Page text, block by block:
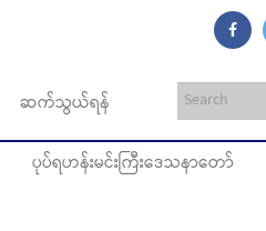
ဆက်သွယ်ရန်
ပုပ်ရဟန်းမင်းကြီးဒေသနာတော်